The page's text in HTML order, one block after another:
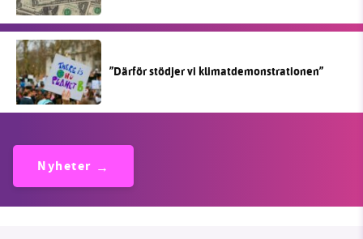
”Därför stödjer vi klimatdemonstrationen”
Nyheter